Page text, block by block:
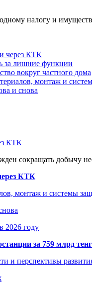
налогу и
через КТК
за лишние функции
вокруг частного дома
монтаж и
и снова
КТК
сокращать добычу
КТК
монтаж и системы
2026 году
за 759 млрд
и перспективы